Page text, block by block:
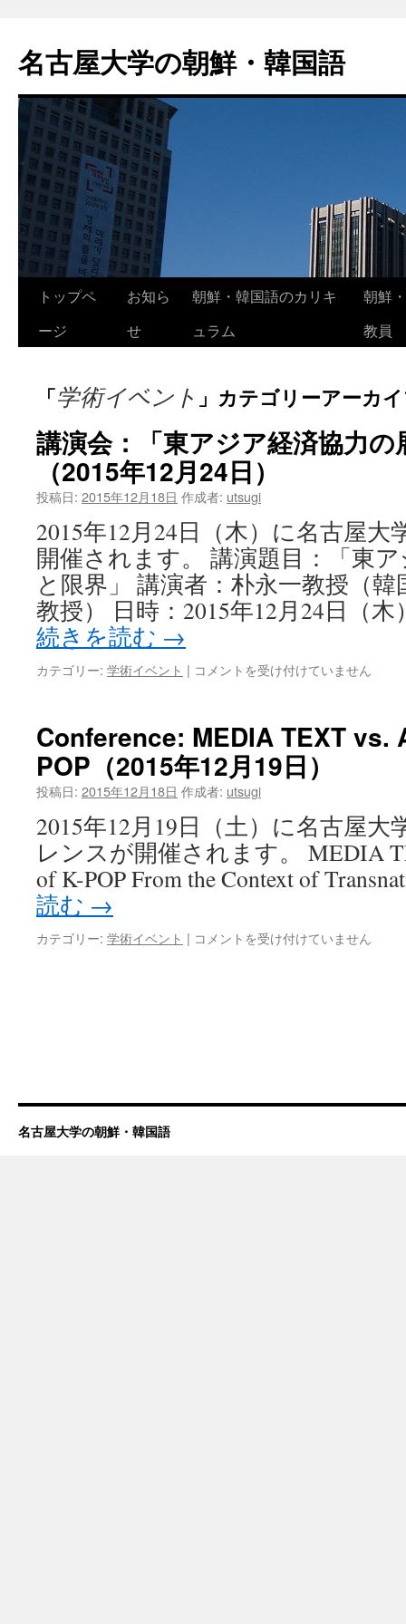
名古屋大学の朝鮮・韓国語
トップペ
ージ
お知ら
せ
朝鮮・韓国語のカリキ
ュラム
朝鮮
教員
「学術イベント 」カテゴリーアーカ
講演会：「東アジア経済協力の
（2015年12月24日）
投稿日: 2015年12月18日 作成者: utsugi
2015年12月24日（木）に名古屋
開催されます。 講演題目：「東
と限界」 講演者：朴永一教授（
教授） 日時：2015年12月24日（
続きを読む →
カテゴリー: 学術イベント | コメントを受け付けていません
Conference: MEDIA TEXT vs.
POP（2015年12月19日）
投稿日: 2015年12月18日 作成者: utsugi
2015年12月19日（土）に名古屋
レンスが開催されます。 MEDIA
of K-POP From the Context of
読む →
カテゴリー: 学術イベント | コメントを受け付けていません
名古屋大学の朝鮮・韓国語